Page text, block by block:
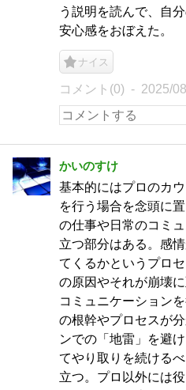
う説明を読んで、自
安心感をおぼえた。
ナイス
コメント(0) 2025/
かいのすけ
基本的にはプロのカ
を行う場合を念頭に
の仕事や日常のコミ
立つ部分はある。感
てくるかというプロ
の原因やそれが崩壊
コミュニケーション
の根幹やプロセスが
ンでの「地雷」を避
てやり取りを続ける
立つ。プロ以外には